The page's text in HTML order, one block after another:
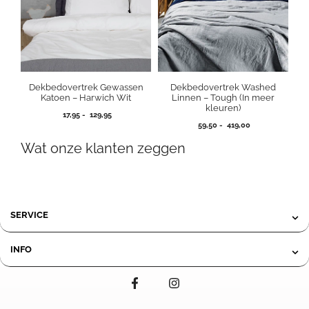
Dekbedovertrek Gewassen
Katoen – Harwich Wit
17,95 - 129,95Prijsklasse:
129,95
Dekbedovertrek Washed
Linnen – Tough (In meer
kleuren)
59,50 - 419,00Prijsklasse:
Wat onze klanten zeggen
SERVICE
INFO